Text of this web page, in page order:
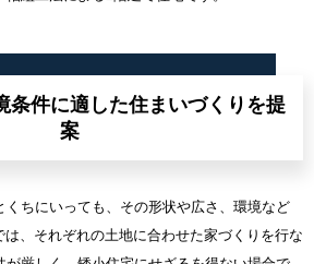
条件に適した住まいづくりを提
案
くちにいっても、その形状や広さ、環境など
、それぞれの土地に合わせた家づくりを行な